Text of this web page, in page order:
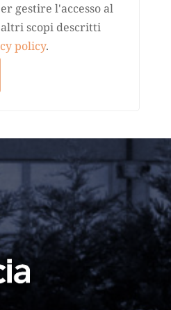
gestire l'accesso al
scopi descritti
policy.